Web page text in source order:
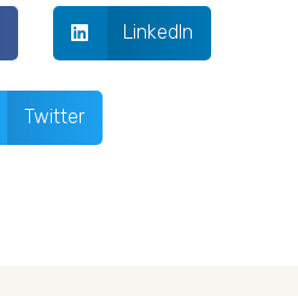
LinkedIn
Twitter